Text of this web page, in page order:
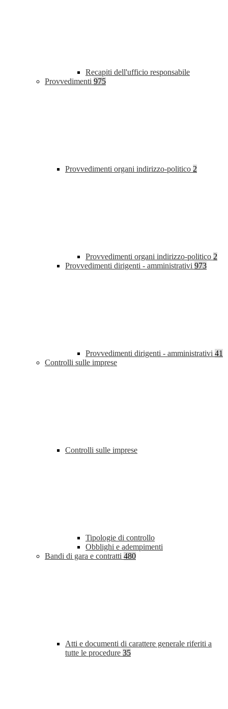
Recapiti dell'ufficio responsabile
Provvedimenti 975
Provvedimenti organi indirizzo-politico 2
Provvedimenti organi indirizzo-politico 2
Provvedimenti dirigenti - amministrativi 973
Provvedimenti dirigenti - amministrativi 41
Controlli sulle imprese
Controlli sulle imprese
Tipologie di controllo
Obblighi e adempimenti
Bandi di gara e contratti 480
Atti e documenti di carattere generale riferiti a
tutte le procedure 35